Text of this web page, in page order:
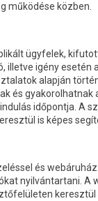
működése közben.
ügyfelek,
igény
alapján
és
időpontja.
is képes
és
nyilvántartani.
keresztül